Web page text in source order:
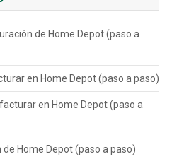
de Home Depot (paso a
en Home Depot (paso a paso)
en Home Depot (paso a
Home Depot (paso a paso)